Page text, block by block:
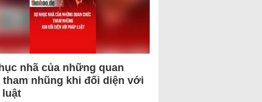
nhã của những quan
nhũng khi đối diện với
luật